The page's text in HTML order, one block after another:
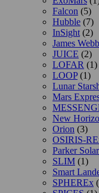
Falcon (5)
Hubble (7)
InSight(2)
James Webb
JUICE (2)
LOFAR (1)
LOOP(1)
Lunar
Mars
New
Orion (3)
OSIRIS-
Parker
SLIM (1)
Smart
SPHEREx